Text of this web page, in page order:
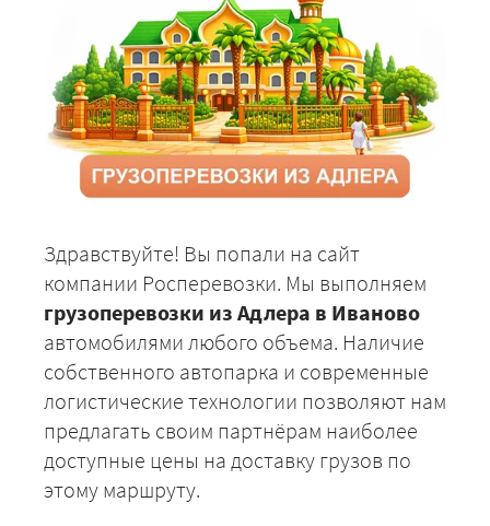
Здравствуйте! Вы попали на сайт
компании Росперевозки. Мы выполняем
грузоперевозки из Адлера в Иваново
автомобилями любого объема. Наличие
собственного автопарка и современные
логистические технологии позволяют нам
предлагать своим партнёрам наиболее
доступные цены на доставку грузов по
этому маршруту.